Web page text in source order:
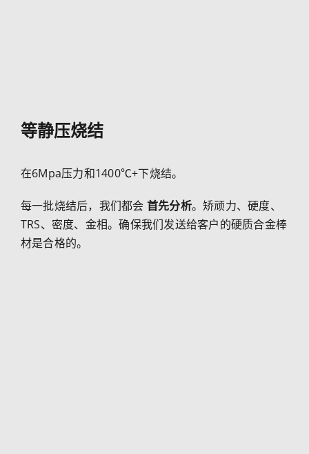
等静压烧结
在6Mpa压力和1400℃+下烧结。
每一批烧结后，我们都会 首先分析。矫顽力、硬度、
TRS、密度、金相。确保我们发送给客户的硬质合金棒
材是合格的。